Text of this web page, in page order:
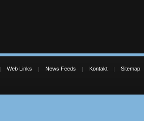
Web Links News Feeds Kontakt Sitemap